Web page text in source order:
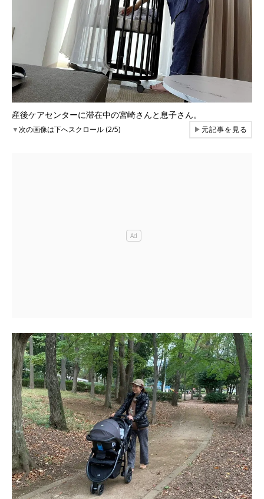
産後ケアセンターに滞在中の宮崎さんと息子さん。
▼次の画像は下へスクロール (2/5) ▶元記事を見る